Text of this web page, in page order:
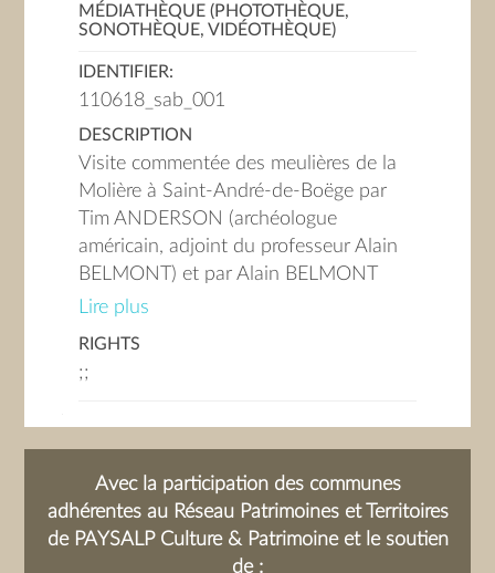
MÉDIATHÈQUE (PHOTOTHÈQUE,
SONOTHÈQUE, VIDÉOTHÈQUE)
IDENTIFIER:
110618_sab_001
DESCRIPTION
Visite commentée des meulières de la
Molière à Saint-André-de-Boëge par
Tim ANDERSON (archéologue
américain, adjoint du professeur Alain
BELMONT) et par Alain BELMONT
(responsable du laboratoire
de l'Homme, professeur à l'université
archéologie qui fouillent, Explications
sur la formation des strates, l'évolution
en taille des meules, l'extraction et le
Lire plus
RIGHTS
;;
Avec la participation des communes
adhérentes au Réseau Patrimoines et Territoires
de PAYSALP Culture & Patrimoine et le soutien
de :